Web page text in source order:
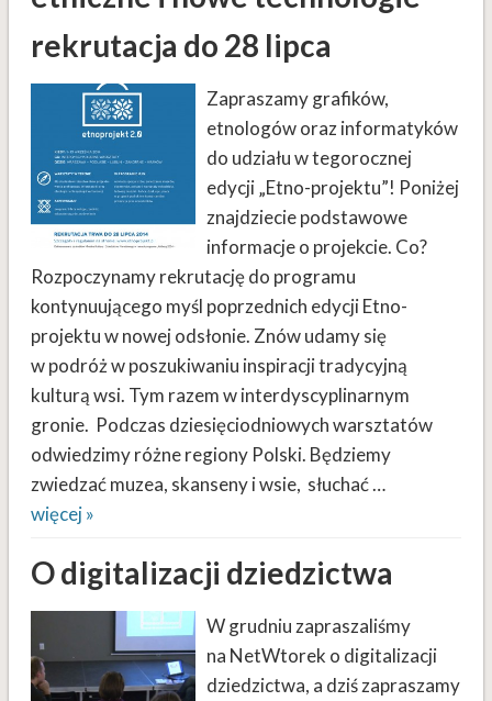
rekrutacja do 28 lipca
Zapraszamy grafików,
etnologów oraz informatyków
do udziału w tegorocznej
edycji „Etno-projektu”! Poniżej
znajdziecie podstawowe
informacje o projekcie. Co?
Rozpoczynamy rekrutację do programu
kontynuującego myśl poprzednich edycji Etno-
projektu w nowej odsłonie. Znów udamy się
w podróż w poszukiwaniu inspiracji tradycyjną
kulturą wsi. Tym razem w interdyscyplinarnym
gronie. Podczas dziesięciodniowych warsztatów
odwiedzimy różne regiony Polski. Będziemy
zwiedzać muzea, skanseny i wsie, słuchać …
więcej »
O digitalizacji dziedzictwa
W grudniu zapraszaliśmy
na NetWtorek o digitalizacji
dziedzictwa, a dziś zapraszamy